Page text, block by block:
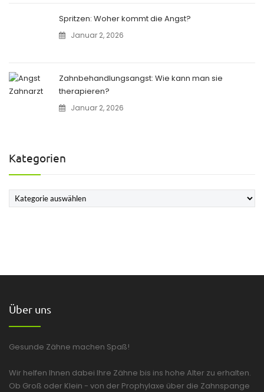
Spritzen: Woher kommt die Angst?
Januar 2, 2026
Zahnbehandlungsangst: Wie kann man sie
therapieren?
Januar 2, 2026
Kategorien
Kategorien
Über uns
Gesunde Zähne machen Spaß!
Wir helfen Ihnen dabei Ihre Zähne bis ins hohe Alter zu erhalten.
Ob Groß oder Klein - von der Prophylaxe über die Zahnspange